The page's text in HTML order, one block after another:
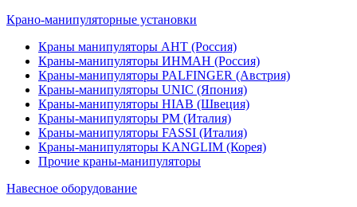
Крано-манипуляторные установки
Краны манипуляторы АНТ (Россия)
Краны-манипуляторы ИНМАН (Россия)
Краны-манипуляторы PALFINGER (Австрия)
Краны-манипуляторы UNIC (Япония)
Краны-манипуляторы HIAB (Швеция)
Краны-манипуляторы PM (Италия)
Краны-манипуляторы FASSI (Италия)
Краны-манипуляторы KANGLIM (Корея)
Прочие краны-манипуляторы
Навесное оборудование